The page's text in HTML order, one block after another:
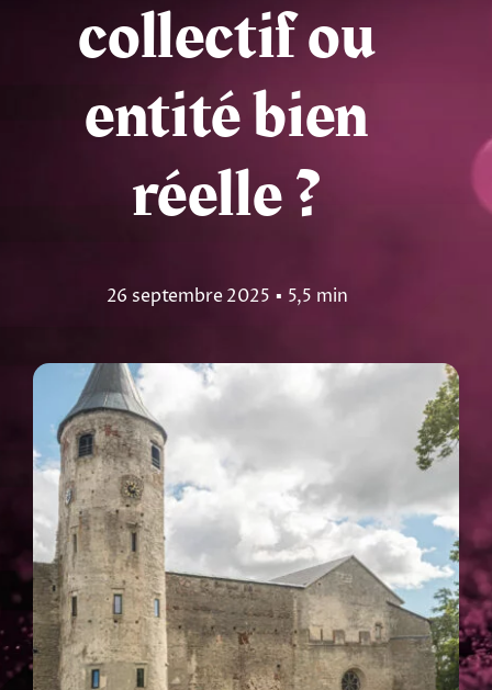
Tarots
Blog
collectif ou
entité bien
réelle ?
26 septembre 2025 ▪ 5,5 min